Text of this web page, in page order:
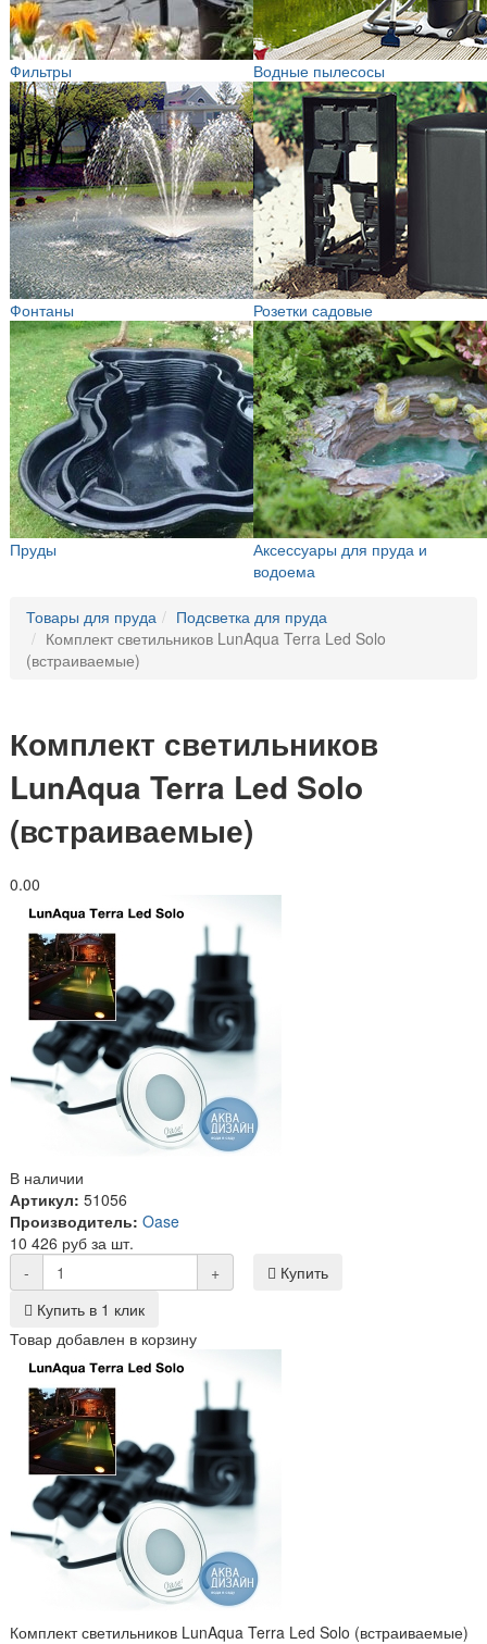
Фильтры Водные пылесосы
Фонтаны Розетки садовые
Пруды
Аксессуары для пруда и
водоема
Товары для пруда
Подсветка для пруда
Комплект светильников LunAqua Terra Led Solo
(встраиваемые)
Комплект светильников
LunAqua Terra Led Solo
(встраиваемые)
0.00
В наличии
Артикул: 51056
Производитель: Oase
10 426 руб за шт.
-
+
Купить
Купить в 1 клик
Товар добавлен в корзину
Комплект светильников LunAqua Terra Led Solo (встраиваемые)